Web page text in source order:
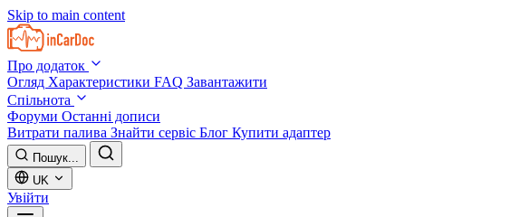
Skip to main content
Про додаток
Огляд Характеристики FAQ Завантажити
Спільнота
Форуми Останні дописи
Витрати палива Знайти сервіс Блог Купити адаптер
Пошук...
UK
Увійти